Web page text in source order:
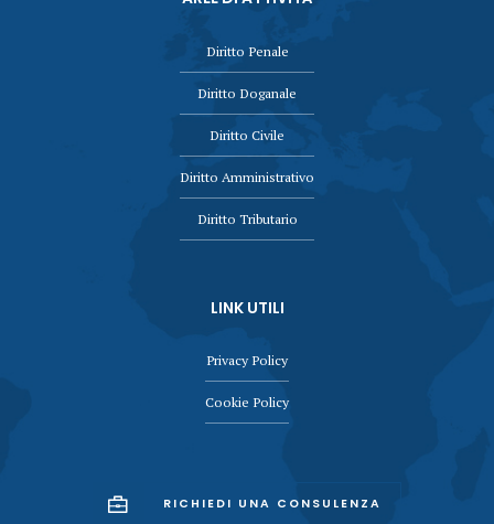
Diritto Penale
Diritto Doganale
Diritto Civile
Diritto Amministrativo
Diritto Tributario
LINK UTILI
Privacy Policy
Cookie Policy
RICHIEDI UNA CONSULENZA